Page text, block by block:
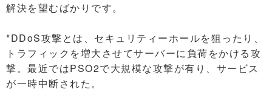
解決を望むばかりです。
*DDoS攻撃とは、セキュリティーホールを狙ったり、
トラフィックを増大させてサーバーに負荷をかける攻
撃。最近ではPSO2で大規模な攻撃が有り、サービス
が一時中断された。